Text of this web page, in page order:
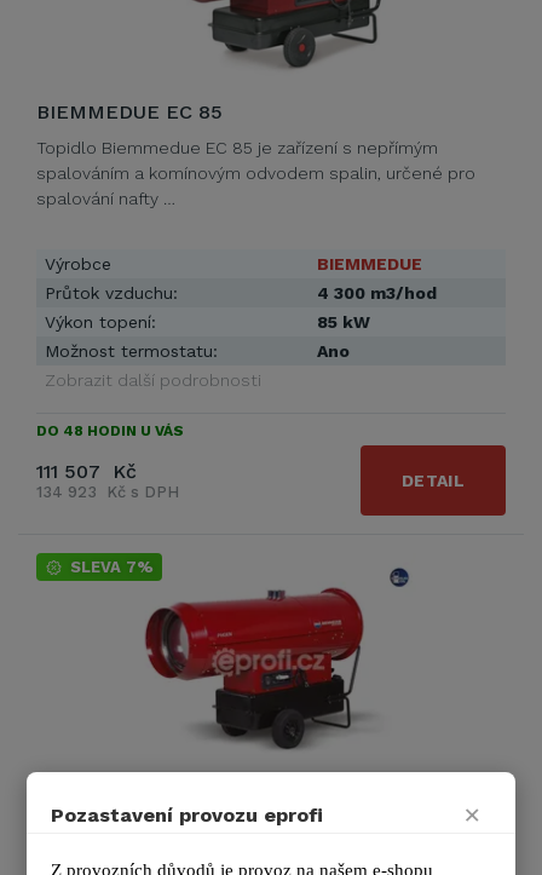
BIEMMEDUE EC 85
Topidlo Biemmedue EC 85 je zařízení s nepřímým
spalováním a komínovým odvodem spalin, určené pro
spalování nafty …
Výrobce
BIEMMEDUE
Průtok vzduchu:
4 300 m3/hod
Výkon topení:
85 kW
Možnost termostatu:
Ano
Zobrazit další podrobnosti
DO 48 HODIN U VÁS
111 507 Kč
134 923 Kč s DPH
DETAIL
SLEVA 7%
teplého vzduchu pomocí hadic Jednotrubkový systém
Pozastavení provozu eprofi ×
Z provozních důvodů je provoz na našem e-shopu